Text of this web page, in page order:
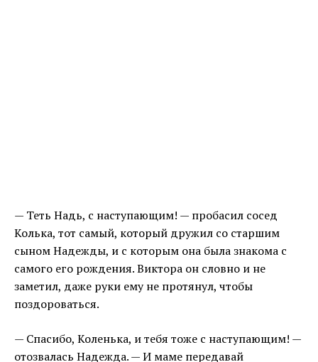
— Теть Надь, с наступающим! — пробасил сосед
Колька, тот самый, который дружил со старшим
сыном Надежды, и с которым она была знакома с
самого его рождения. Виктора он словно и не
заметил, даже руки ему не протянул, чтобы
поздороваться.
— Спасибо, Коленька, и тебя тоже с наступающим! —
отозвалась Надежда. — И маме передавай